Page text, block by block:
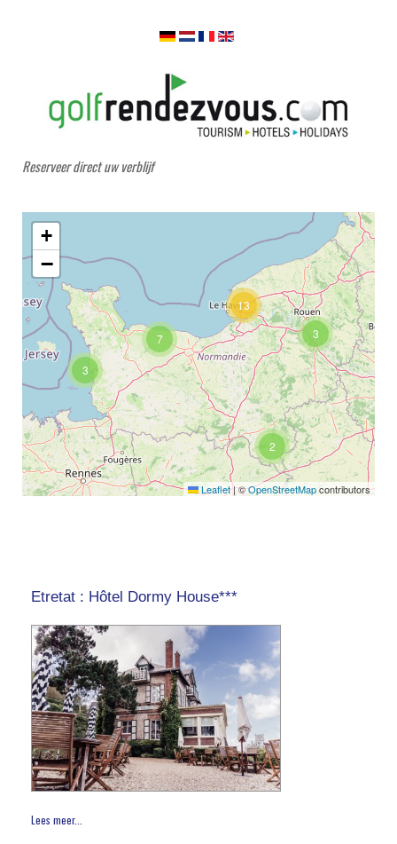
Reserveer direct uw verblijf
3
7 3
13
2
+
−
Leaflet|©OpenStreetMapcontributors
Etretat : Hôtel Dormy House***
Lees meer...